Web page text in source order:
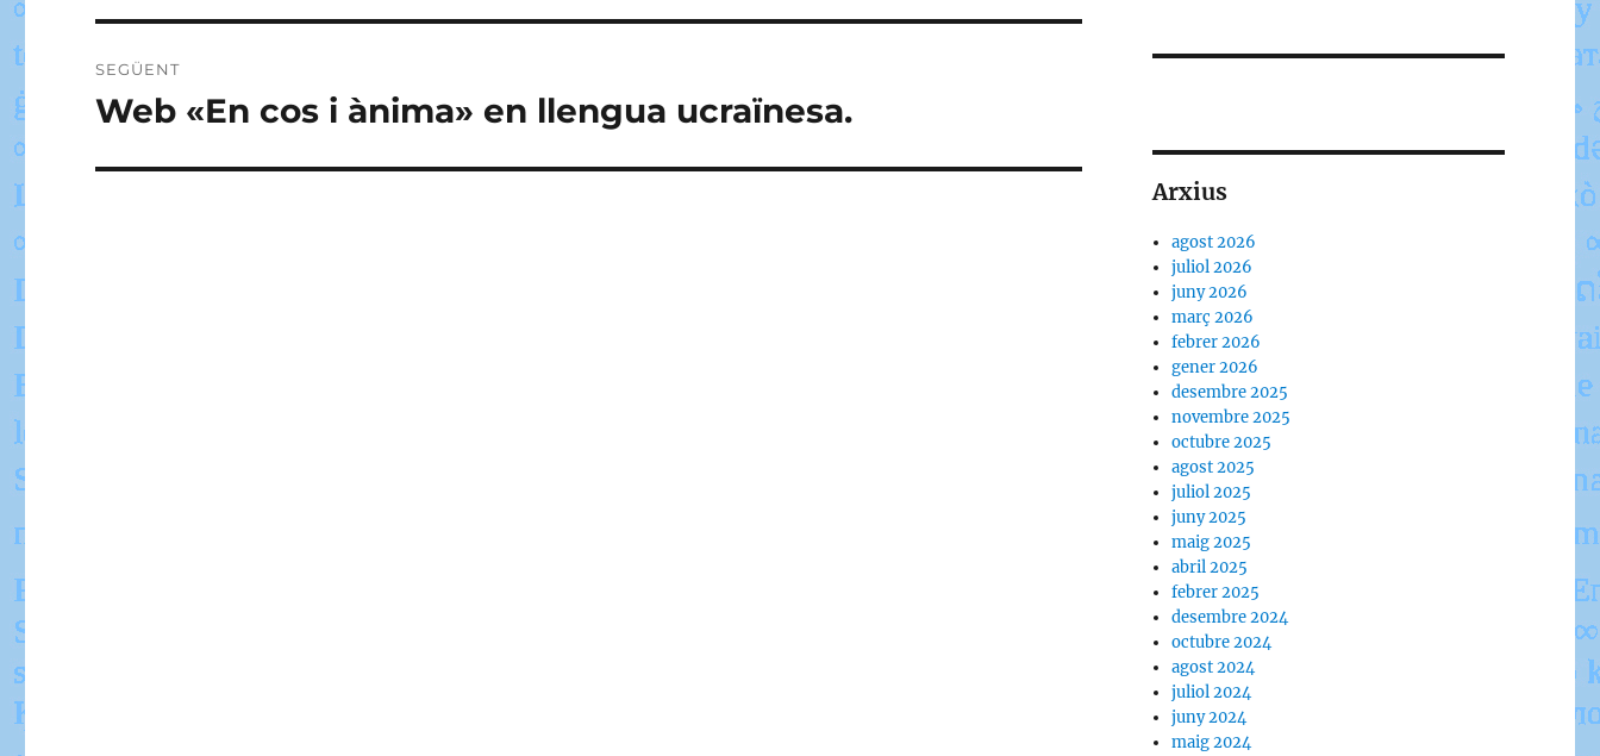
SEGÜENT
Entrada
Web «En cos i ànima» en llengua ucraïnesa.
Arxius
agost 2026
juliol 2026
juny 2026
març 2026
febrer 2026
gener 2026
desembre 2025
novembre 2025
octubre 2025
agost 2025
juliol 2025
juny 2025
maig 2025
abril 2025
febrer 2025
desembre 2024
octubre 2024
agost 2024
juliol 2024
juny 2024
maig 2024